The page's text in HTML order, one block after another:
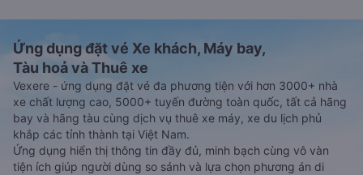
Ứng dụng đặt vé Xe khách, Máy bay,
Tàu hoả và Thuê xe
Vexere - ứng dụng đặt vé đa phương tiện với hơn 3000+ nhà
xe chất lượng cao, 5000+ tuyến đường toàn quốc, tất cả hãng
bay và hãng tàu cùng dịch vụ thuê xe máy, xe du lịch phủ
khắp các tỉnh thành tại Việt Nam.
Ứng dụng hiển thị thông tin đầy đủ, minh bạch cùng vô vàn
tiện ích giúp người dùng so sánh và lựa chọn phương án di